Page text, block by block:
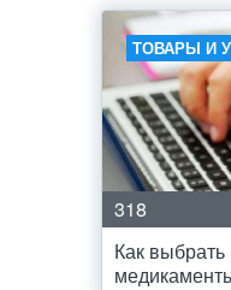
ТОВАРЫ И
318
Как